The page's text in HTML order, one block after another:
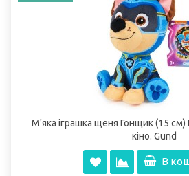
М'яка іграшка щеня Гонщик (15
кіно. Gund
В